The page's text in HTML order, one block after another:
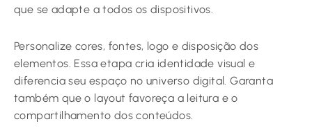
que se adapte a todos os dispositivos.
Personalize cores, fontes, logo e disposição dos
elementos. Essa etapa cria identidade visual e
diferencia seu espaço no universo digital. Garanta
também que o layout favoreça a leitura e o
compartilhamento dos conteúdos.